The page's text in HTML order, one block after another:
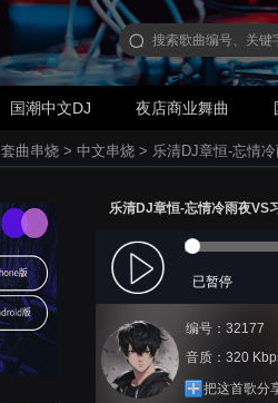
国潮中文DJ 夜店商业舞曲
套曲串烧 > 中文串烧 > 乐清DJ章恒-忘情
乐清DJ章恒-忘情冷雨夜VS
已暂停
编号：32177
音质：320
把这首歌分